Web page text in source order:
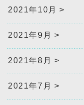
2021年10月
2021年9月
2021年8月
2021年7月